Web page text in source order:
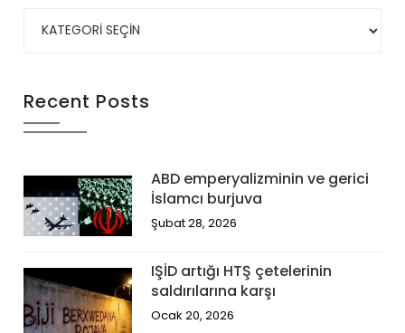
Recent Posts
ABD emperyalizminin ve gerici
İslamcı burjuva
Şubat 28, 2026
IŞİD artığı HTŞ çetelerinin
saldırılarına karşı
Ocak 20, 2026